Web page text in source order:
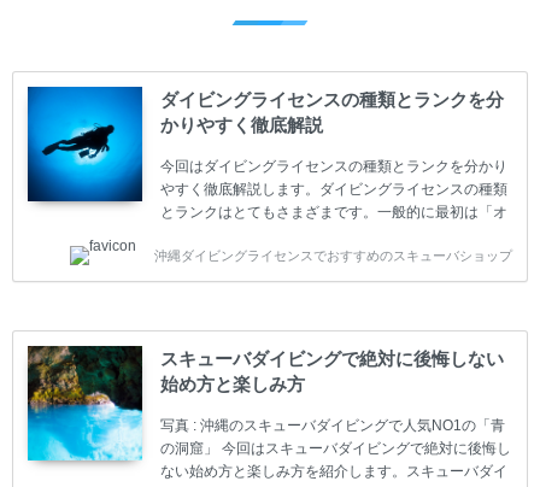
ダイビングライセンスの種類とランクを分
かりやすく徹底解説
今回はダイビングライセンスの種類とランクを分かり
やすく徹底解説します。ダイビングライセンスの種類
とランクはとてもさまざまです。一般的に最初は「オ
す。 ダイビングのライセンスカードはダイビングの教
育機関もしくは指導団体が発行しています。教育機関
ダイバーの育成・指導や安全管理、環境保全などの活
動をしています。 ダイビングライセンスの種類はエン
トリーレベルのライセンスからプロレベルのライセン
スまでランク分けされています。各教育機関(指導団
体)によってライセンスカードの名称、トレーニング内
容に違いがありま...
沖縄ダイビングライセンスでおすすめのスキューバショップ
スキューバダイビングで絶対に後悔しない
始め方と楽しみ方
写真 : 沖縄のスキューバダイビングで人気NO1の「青
の洞窟」 今回はスキューバダイビングで絶対に後悔し
ない始め方と楽しみ方を紹介します。スキューバダイ